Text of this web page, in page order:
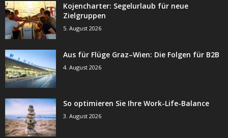
Kojencharter: Segelurlaub für neue
Zielgruppen
5. August 2026
Aus für Flüge Graz–Wien: Die Folgen für B2B
4. August 2026
So optimieren Sie Ihre Work-Life-Balance
3. August 2026